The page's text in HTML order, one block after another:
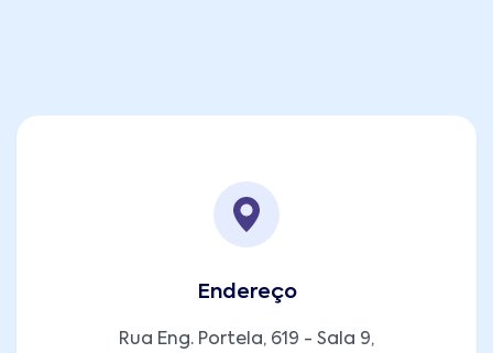
Endereço
Rua Eng. Portela, 619 - Sala 9,